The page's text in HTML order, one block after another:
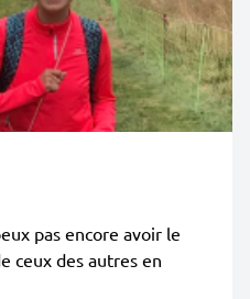
pas encore avoir le
ceux des autres en